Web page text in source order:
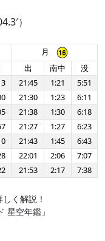
）
月
出 南中
没
21:45 1:21
5:51
21:30 1:23
6:11
21:38 1:30
6:18
21:27 1:27
6:23
21:43 1:45
6:43
22:01 2:06
7:07
21:53 2:17 7:38
く解説！
星空年鑑」